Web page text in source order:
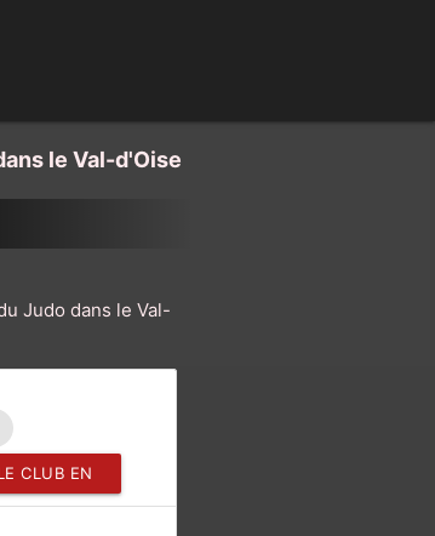
le Val-d'Oise
Judo dans le Val-
CLUB EN